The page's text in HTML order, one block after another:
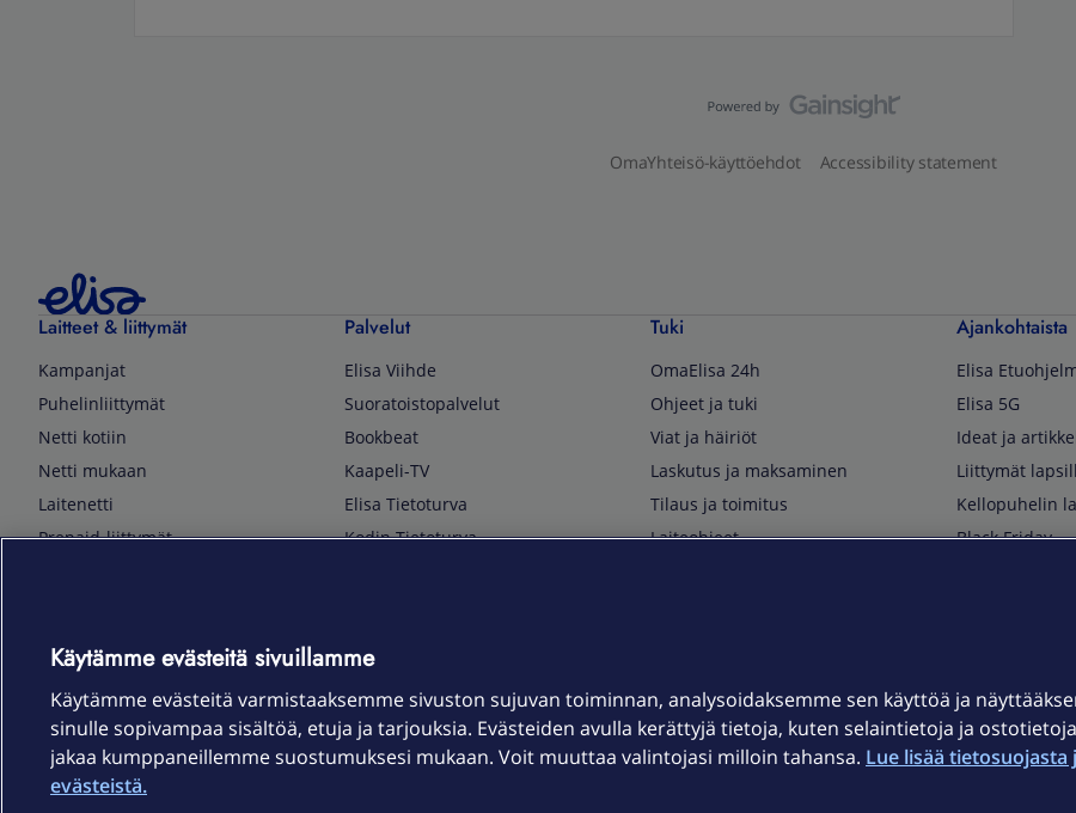
OmaYhteisö-käyttöehdot Accessibility statement
Laitteet & liittymät
Kampanjat
Puhelinliittymät
Netti kotiin
Netti mukaan
Laitenetti
Prepaid-liittymät
TV & audio
Kodinkoneet
Kamerat ja dronet
Kellot ja rannekkeet
Palvelut
Elisa Viihde
Suoratoistopalvelut
Bookbeat
Kaapeli-TV
Elisa Tietoturva
Kodin Tietoturva
Elisa Kotiverkko
Elisa Pilvilinna
Elisa Laiteturva
Elisa Rinnakkaisliittymät
Tuki
OmaElisa 24h
Ohjeet ja tuki
Viat ja häiriöt
Laskutus ja maksaminen
Tilaus ja toimitus
Laiteohjeet
Kuuluvuuskartta
Asiakastiedotteet
OmaElisa-sovellus
Ajankohtaista
Elisa
Elisa 5G
Ideat ja
Liittymät
Kellopuhelin
Black Friday
Käytämme evästeitä sivuillamme
Käytämme evästeitä varmistaaksemme sivuston sujuvan toiminnan, analysoidaksemme sen käyttöä ja
sinulle sopivampaa sisältöä, etuja ja tarjouksia. Evästeiden avulla kerättyjä tietoja, kuten selaintietoja ja
jakaa kumppaneillemme suostumuksesi mukaan. Voit muuttaa valintojasi milloin tahansa. Lue lisää tietosuojasta
evästeistä.